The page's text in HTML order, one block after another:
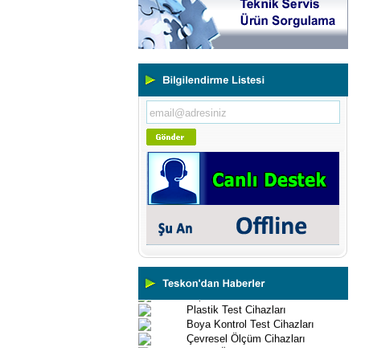
Yeni Binamıza TAŞINDIK
Portatif ve Tezgah Tipi Sertlik
Ölçüm Cihazları
Cihazları
Cihazları
Yüzey Pürüzlülük Ölçüm
Cihazları
Vİbrasyon Test Cihazları
Mikroskoplar
Numune Hazırlama Cihazları
Profil Projektörler
Video Ölçüm Sistemleri
3 Boyutlu Ölçüm Cihazları
Çekme Kopma Test Cihazları
Impact Test Cihazları
Boya Kontrol Test Cihazları
Çevresel Ölçüm Cihazları
El Tipi Ölçüm Cihazları